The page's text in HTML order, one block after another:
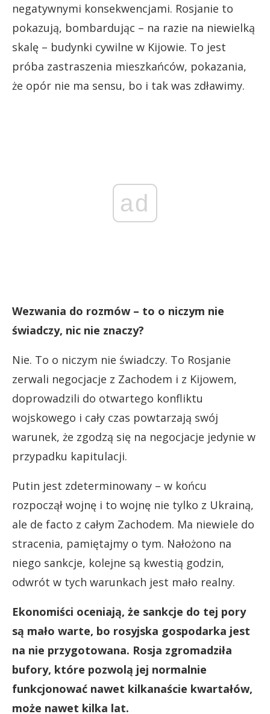
negatywnymi konsekwencjami. Rosjanie to
pokazują, bombardując – na razie na niewielką
skalę – budynki cywilne w Kijowie. To jest
próba zastraszenia mieszkańców, pokazania,
że opór nie ma sensu, bo i tak was zdławimy.
ad
Wezwania do rozmów – to o niczym nie
świadczy, nic nie znaczy?
Nie. To o niczym nie świadczy. To Rosjanie
zerwali negocjacje z Zachodem i z Kijowem,
doprowadzili do otwartego konfliktu
wojskowego i cały czas powtarzają swój
warunek, że zgodzą się na negocjacje jedynie w
przypadku kapitulacji.
Putin jest zdeterminowany – w końcu
rozpoczął wojnę i to wojnę nie tylko z Ukrainą,
ale de facto z całym Zachodem. Ma niewiele do
stracenia, pamiętajmy o tym. Nałożono na
niego sankcje, kolejne są kwestią godzin,
odwrót w tych warunkach jest mało realny.
Ekonomiści oceniają, że sankcje do tej pory
są mało warte, bo rosyjska gospodarka jest
na nie przygotowana. Rosja zgromadziła
bufory, które pozwolą jej normalnie
funkcjonować nawet kilkanaście kwartałów,
może nawet kilka lat.